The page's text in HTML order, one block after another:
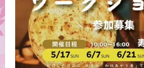
に
読
む
ー
ジ
送